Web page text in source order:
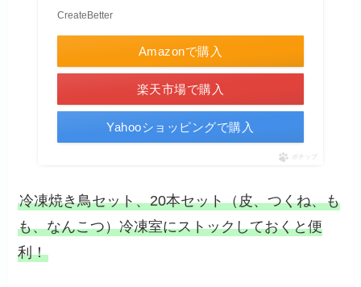
CreateBetter
Amazonで購入
楽天市場で購入
Yahooショッピングで購入
ポチップ
冷凍焼き鳥セット、20本セット（皮、つくね、も
も、なんこつ）冷凍室にストックしておくと便
利！